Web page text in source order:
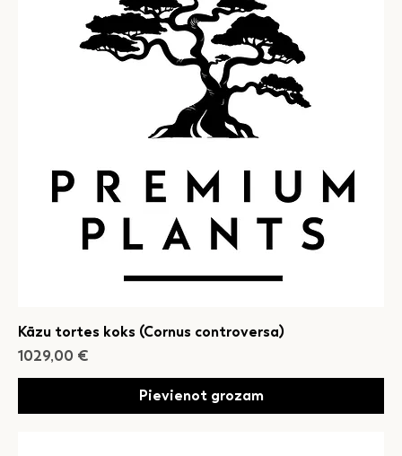
Kāzu tortes koks (Cornus controversa)
Cena
1029,00 €
Pievienot grozam